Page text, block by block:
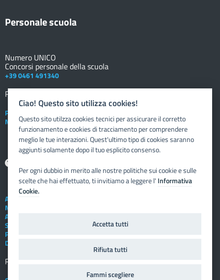
Personale scuola
Numero UNICO
Concorsi personale della scuola
+39 0461 491340
Registro elettronico
Posta elettronica istituzionale
Nuovo sportello dipendente
Assistenza tecnica
Note legali
Albo telematico
Social Media Policy
Privacy
Dichiarazione di accessibilità
Registro elettronico
Ciao! Questo sito utilizza cookies!
Questo sito utilzza cookies tecnici per assicurare il corretto
funzionamento e cookies di tracciamento per comprendere
meglio le tue interazioni. Quest'ultimo tipo di cookies saranno
aggiunti solamente dopo il tuo esplicito consenso.
Per ogni dubbio in merito alle nostre politiche sui cookie e sulle
scelte che hai effettuato, ti invitiamo a leggere l' Informativa
Cookie.
Accetta tutti
Rifiuta tutti
Fammi scegliere